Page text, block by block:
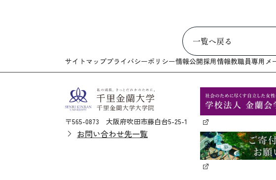
一覧へ戻る
サイトマッププライバシーポリシー情報公開採用情報教職員専用メ
〒565-0873 大阪府吹田市藤白台5-25-1
お問い合わせ先一覧